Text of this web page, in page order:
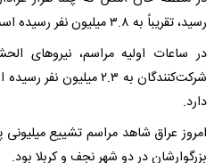
رسید، تقریباً به ۳.۸ میلیون نفر رسیده است.»
در ساعات اولیه مراسم، نیروهای
شرکت‌کنندگان به ۲.۳
دارد.
امروز عراق شاهد مراسم تشییع میلیونی
بزرگوارشان در دو شهر نجف و کربلا بود.